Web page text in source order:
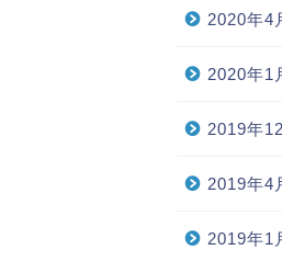
2020年4
2020年1
2019年
2019年4
2019年1